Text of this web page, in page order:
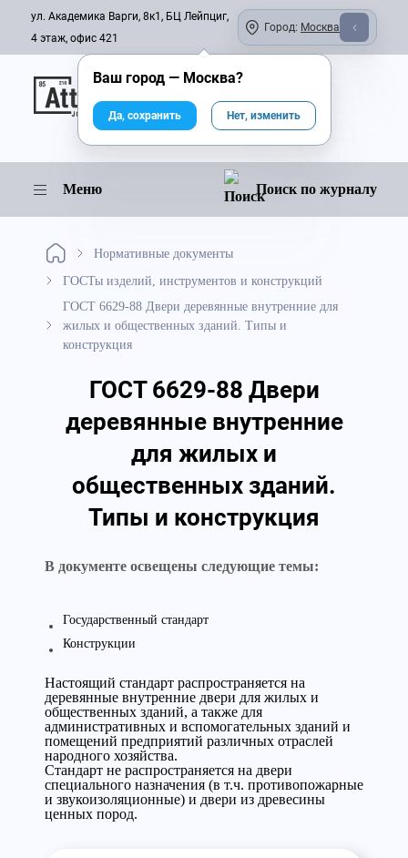
ул. Академика Варги, 8к1, БЦ Лейпциг,
4 этаж, офис 421
Город: Москва
Онлайн-журнал
Меню Поиск по журналу
Нормативные документы
ГОСТы изделий, инструментов и конструкций
ГОСТ 6629-88 Двери деревянные внутренние для
жилых и общественных зданий. Типы и
конструкция
ГОСТ 6629-88 Двери
деревянные внутренние
для жилых и
общественных зданий.
Типы и конструкция
В документе освещены следующие темы:
Государственный стандарт
Конструкции
Настоящий стандарт распространяется на
деревянные внутренние двери для жилых и
общественных зданий, а также для
административных и вспомогательных зданий и
помещений предприятий различных отраслей
народного хозяйства.
Стандарт не распространяется на двери
специального назначения (в т.ч. противопожарные
и звукоизоляционные) и двери из древесины
ценных пород.
Ваш город — Москва?
Да, сохранить Нет, изменить